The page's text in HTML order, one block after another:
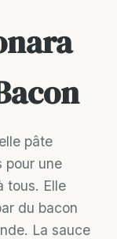
pâte
pour une
tous. Elle
du bacon
La sauce